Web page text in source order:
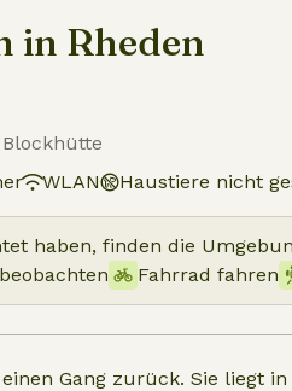
in Rheden
WLAN Haustiere nicht
haben, finden die
Fahrrad fahren
Gang zurück. Sie liegt